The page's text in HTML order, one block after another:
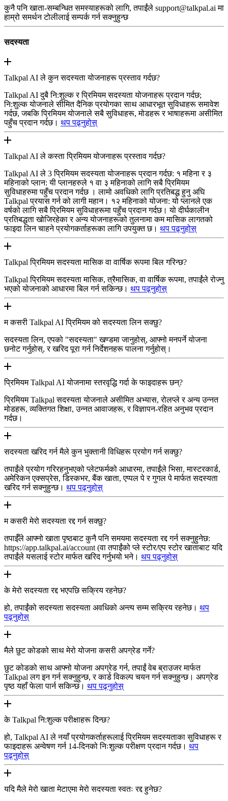
कुनै पनि खाता-सम्बन्धित समस्याहरूको लागि, तपाईंले support@talkpal.ai मा
हाम्रो समर्थन टोलीलाई सम्पर्क गर्न सक्नुहुन्छ
सदस्यता
Talkpal AI ले कुन सदस्यता योजनाहरू प्रस्ताव गर्दछ?
Talkpal AI दुबै नि:शुल्क र प्रिमियम सदस्यता योजनाहरू प्रदान गर्दछ;
नि:शुल्क योजनाले सीमित दैनिक प्रयोगका साथ आधारभूत सुविधाहरू समावेश
गर्दछ, जबकि प्रिमियम योजनाले सबै सुविधाहरू, मोडहरू र भाषाहरूमा असीमित
पहुँच प्रदान गर्दछ। थप पढ्नुहोस्
Talkpal AI ले कस्ता प्रिमियम योजनाहरू प्रस्ताव गर्दछ?
Talkpal AI ले 3 प्रिमियम सदस्यता योजनाहरू प्रदान गर्दछ: १ महिना र ३
महिनाको प्लान: यी प्लानहरुले १ वा ३ महिनाको लागि सबै प्रिमियम
सुविधाहरुमा पहुँच प्रदान गर्दछ । लामो अवधिको लागि प्रतिबद्ध हुनु अघि
Talkpal प्रयास गर्न को लागी महान। १२ महिनाको योजना: यो प्लानले एक
वर्षको लागि सबै प्रिमियम सुविधाहरूमा पहुँच प्रदान गर्दछ। यो दीर्घकालीन
प्रतिबद्धता खोजिरहेका र अन्य योजनाहरूको तुलनामा कम मासिक लागतको
फाइदा लिन चाहने प्रयोगकर्ताहरूका लागि उपयुक्त छ। थप पढ्नुहोस्
Talkpal प्रिमियम सदस्यता मासिक वा वार्षिक रूपमा बिल गरिन्छ?
Talkpal प्रिमियम सदस्यता मासिक, त्रैमासिक, वा वार्षिक रूपमा, तपाईंले रोज्नु
भएको योजनाको आधारमा बिल गर्न सकिन्छ। थप पढ्नुहोस्
म कसरी Talkpal AI प्रिमियम को सदस्यता लिन सक्छु?
सदस्यता लिन, एपको "सदस्यता" खण्डमा जानुहोस्, आफ्नो मनपर्ने योजना
छनोट गर्नुहोस्, र खरिद पूरा गर्न निर्देशनहरू पालना गर्नुहोस्।
प्रिमियम Talkpal AI योजनामा ​​स्तरवृद्धि गर्दा के फाइदाहरू छन्?
प्रिमियम Talkpal सदस्यता योजनाले असीमित अभ्यास, रोलप्ले र अन्य उन्नत
मोडहरू, व्यक्तिगत शिक्षा, उन्नत आवाजहरू, र विज्ञापन-रहित अनुभव प्रदान
गर्दछ।
सदस्यता खरिद गर्न मैले कुन भुक्तानी विधिहरू प्रयोग गर्न सक्छु?
तपाईंले प्रयोग गरिरहनुभएको प्लेटफर्मको आधारमा, तपाईंले भिसा, मास्टरकार्ड,
अमेरिकन एक्सप्रेस, डिस्कभर, बैंक खाता, एप्पल पे र गुगल पे मार्फत सदस्यता
खरिद गर्न सक्नुहुन्छ। थप पढ्नुहोस्
म कसरी मेरो सदस्यता रद्द गर्न सक्छु?
तपाईँले आफ्नो खाता पृष्ठबाट कुनै पनि समयमा सदस्यता रद्द गर्न सक्नुहुनेछ:
https://app.talkpal.ai/account (वा तपाईंको प्ले स्टोर/एप स्टोर खाताबाट यदि
तपाईंले यसलाई स्टोर मार्फत खरिद गर्नुभयो भने। थप पढ्नुहोस्
के मेरो सदस्यता रद्द भएपछि सक्रिय रहनेछ?
हो, तपाईंको सदस्यता सदस्यता अवधिको अन्त्य सम्म सक्रिय रहनेछ। थप
पढ्नुहोस्
मैले छुट कोडको साथ मेरो योजना कसरी अपग्रेड गर्ने?
छुट कोडको साथ आफ्नो योजना अपग्रेड गर्न, तपाईं वेब ब्राउजर मार्फत
Talkpal लग इन गर्न सक्नुहुन्छ, र कार्ड विकल्प चयन गर्न सक्नुहुन्छ। अपग्रेड
पृष्ठ यहाँ फेला पार्न सकिन्छ। थप पढ्नुहोस्
के Talkpal नि:शुल्क परीक्षाहरू दिन्छ?
हो, Talkpal AI ले नयाँ प्रयोगकर्ताहरूलाई प्रिमियम सदस्यताका सुविधाहरू र
फाइदाहरू अन्वेषण गर्न 14-दिनको निःशुल्क परीक्षण प्रदान गर्दछ। थप
पढ्नुहोस्
यदि मैले मेरो खाता मेटाएमा मेरो सदस्यता स्वतः रद्द हुनेछ?